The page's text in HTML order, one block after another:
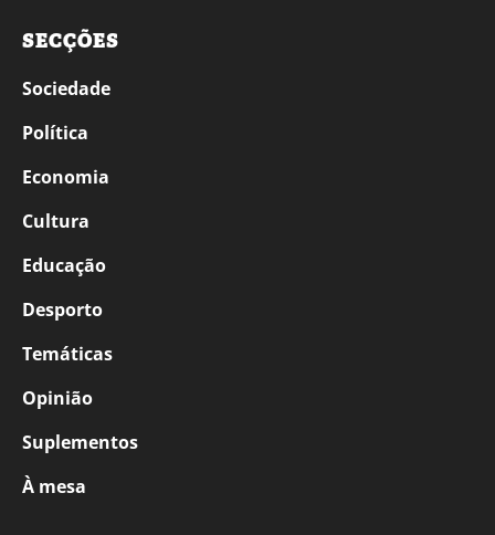
SECÇÕES
Sociedade
Política
Economia
Cultura
Educação
Desporto
Temáticas
Opinião
Suplementos
À mesa